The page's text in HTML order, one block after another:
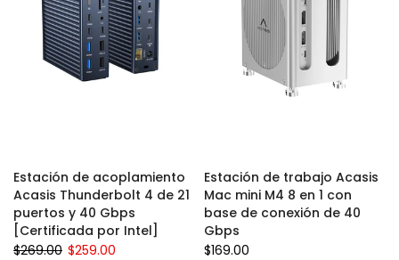
Estación de acoplamiento
Acasis Thunderbolt 4 de 21
puertos y 40 Gbps
[Certificada por Intel]
$269.00 $259.00
Estación de trabajo Acasis
Mac mini M4 8 en 1 con
base de conexión de 40
Gbps
$169.00